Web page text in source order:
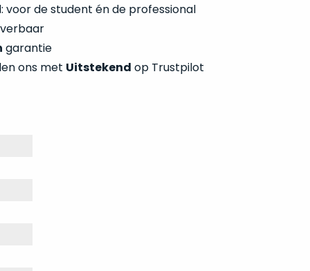
voor de student én de professional
garantie
ons met Uitstekend op Trustpilot